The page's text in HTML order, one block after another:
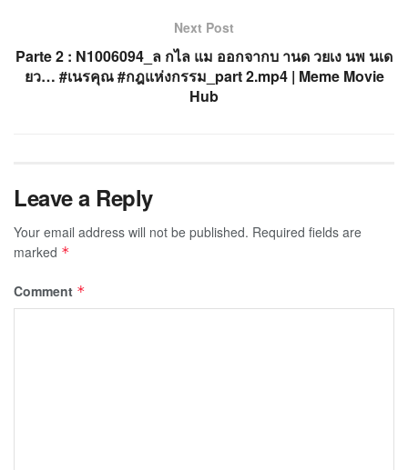
Next Post
Parte 2 : N1006094_ล กไล แม ออกจากบ านด วยเง นพ นเด
ยว… #เนรคุณ #กฎแห่งกรรม_part 2.mp4 | Meme Movie
Hub
Leave a Reply
Your email address will not be published. Required fields are
marked *
Comment *